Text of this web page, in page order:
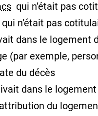
qui n’était pas
qui n’était pas
dans le logement
(par exemple,
du décès
dans le
du